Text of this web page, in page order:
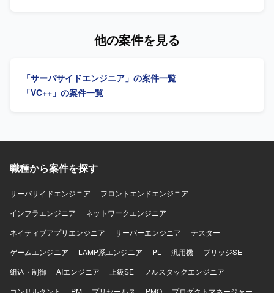
いた設計やドキュメント作成にも取り組んでいただきま
整を行いつつ推進していける方を求めています。オブジェ
クト指向を理解し、設計意図を踏まえて開発を進められる
C++による開発経験やUML設計、GoogleTestやAstahなどの
きる環境です。 【開発環境】 開発環境はWindows、実機環
境はμITRONとなります。主な使用言語はC++およびCで
す。UMLドキュメント作成ツールとしてAstahを利用する場
合があります。
他の案件を見る
「サーバサイドエンジニア」の案件一覧
「VC++」の案件一覧
職種から案件を探す
サーバサイドエンジニア
フロントエンドエンジニア
インフラエンジニア
ネットワークエンジニア
ネイティブアプリエンジニア
サーバーエンジニア
テスター
ゲームエンジニア
LAMP系エンジニア PL 汎用機
ブリッジSE
組込・制御
AIエンジニア 上級SE
フルスタックエンジニア
コンサルタント
PM プリセールス PMO
プロダクトマネージャー